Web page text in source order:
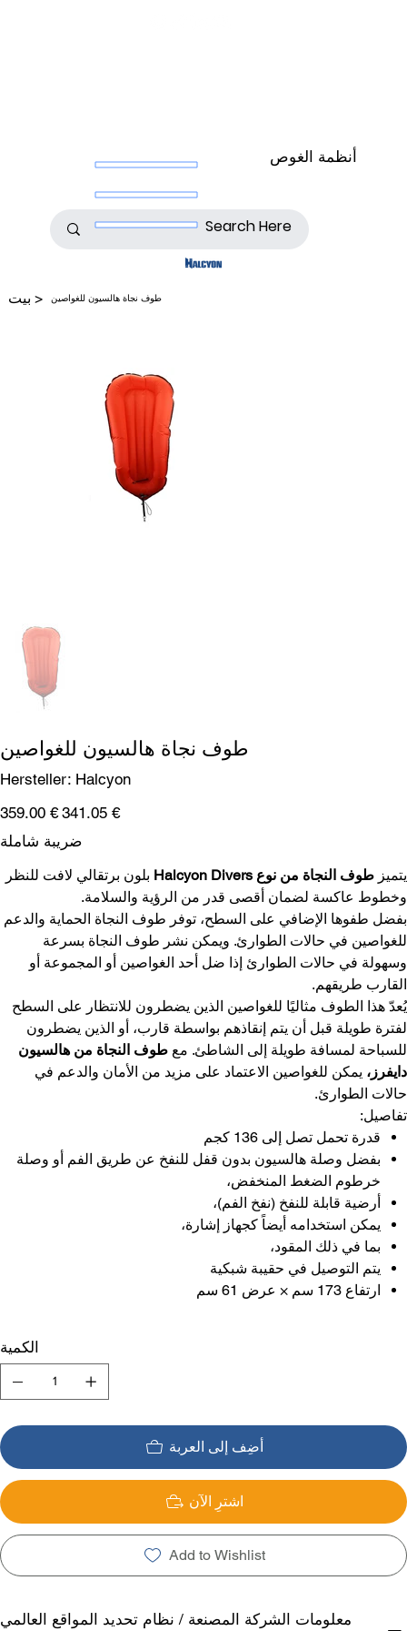
أنظمة الغوص
بيت > طوف نجاة هالسيون للغواصين
طوف نجاة هالسيون للغواصين
Hersteller: SKU
Halcyon
Halcyon
السعر
الأصلي
‏359.00 € سعر
البيع
‏341.05 €
ضريبة شاملة
يتميز طوف النجاة من نوع Halcyon Divers
بلون برتقالي لافت للنظر
وخطوط عاكسة لضمان أقصى قدر من الرؤية والسلامة.
بفضل طفوها الإضافي على السطح، توفر طوف النجاة الحماية والدعم
للغواصين في حالات الطوارئ. ويمكن نشر طوف النجاة بسرعة
وسهولة في حالات الطوارئ إذا ضل أحد الغواصين أو المجموعة أو
القارب طريقهم.
يُعدّ هذا الطوف مثاليًا للغواصين الذين يضطرون للانتظار على السطح
لفترة طويلة قبل أن يتم إنقاذهم بواسطة قارب، أو الذين يضطرون
للسباحة لمسافة طويلة إلى الشاطئ. مع طوف النجاة من هالسيون
دايفرز، يمكن للغواصين الاعتماد على مزيد من الأمان والدعم في
حالات الطوارئ.
تفاصيل:
قدرة تحمل تصل إلى 136 كجم
بفضل وصلة هالسيون بدون قفل للنفخ عن طريق الفم أو وصلة
خرطوم الضغط المنخفض،
أرضية قابلة للنفخ (نفخ الفم)،
يمكن استخدامه أيضاً كجهاز إشارة،
بما في ذلك المقود،
يتم التوصيل في حقيبة شبكية
ارتفاع 173 سم × عرض 61 سم
الكمية
أضِف إلى العربة
اشترِ الآن
Add to Wishlist
معلومات الشركة المصنعة / نظام تحديد المواقع العالمي